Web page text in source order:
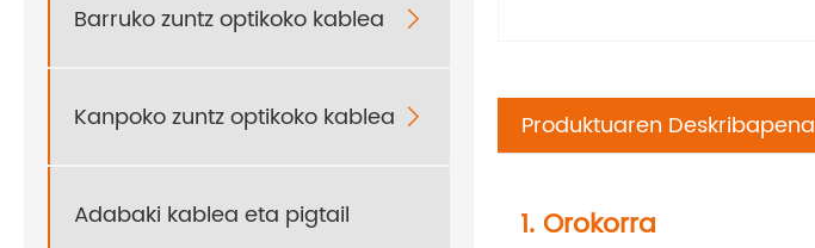
Barruko zuntz optikoko kablea 
Kanpoko zuntz optikoko kablea 
Adabaki kablea eta pigtail
Produktuaren Deskribapena
1. Orokorra